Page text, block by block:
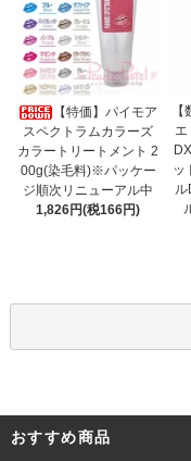
【特価】パイモア
スペクトラムカラーズ
カラートリートメント 2
00g(染毛料)※パッケー
ジ順次リニューアル中
1,826円(税166円)
エ
ッ
ル
おすすめ商品